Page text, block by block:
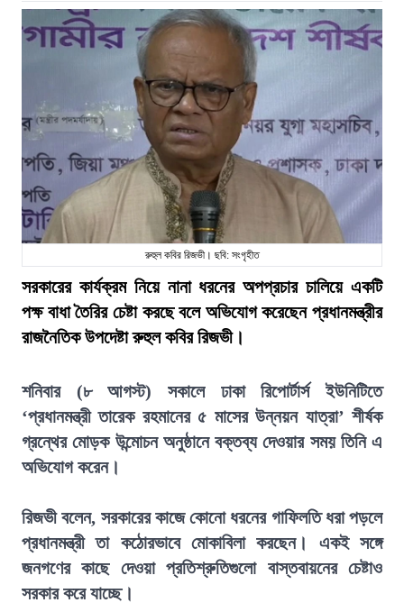
রুহুল কবির রিজভী। ছবি: সংগৃহীত
সরকারের কার্যক্রম নিয়ে নানা ধরনের অপপ্রচার চালিয়ে একটি
পক্ষ বাধা তৈরির চেষ্টা করছে বলে অভিযোগ করেছেন প্রধানমন্ত্রীর
রাজনৈতিক উপদেষ্টা রুহুল কবির রিজভী।
শনিবার (৮ আগস্ট) সকালে ঢাকা রিপোর্টার্স ইউনিটিতে
‘প্রধানমন্ত্রী তারেক রহমানের ৫ মাসের উন্নয়ন যাত্রা’ শীর্ষক
গ্রন্থের মোড়ক উন্মোচন অনুষ্ঠানে বক্তব্য দেওয়ার সময় তিনি এ
অভিযোগ করেন।
রিজভী বলেন, সরকারের কাজে কোনো ধরনের গাফিলতি ধরা পড়লে
প্রধানমন্ত্রী তা কঠোরভাবে মোকাবিলা করছেন। একই সঙ্গে
জনগণের কাছে দেওয়া প্রতিশ্রুতিগুলো বাস্তবায়নের চেষ্টাও
সরকার করে যাচ্ছে।